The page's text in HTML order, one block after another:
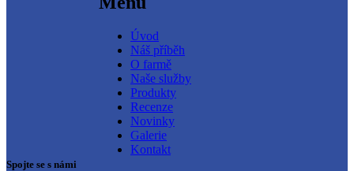
Úvod
Náš příběh
O farmě
Naše služby
Produkty
Recenze
Novinky
Galerie
Kontakt
Spojte se s námi